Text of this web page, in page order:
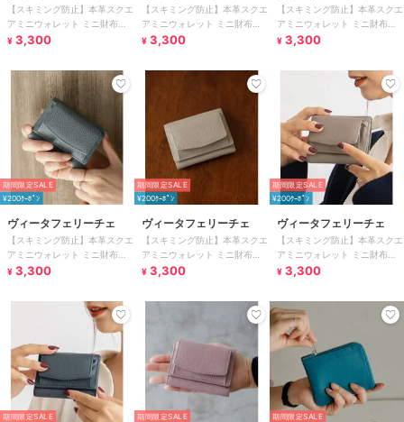
【スキミング防止】本革スクエ
アミニウォレット ミニ財布
【aroco/アロコ】
¥ 3,300
【スキミング防止】本革スクエ
アミニウォレット ミニ財布
【aroco/アロコ】
¥ 3,300
【スキミング防止】本革スクエ
アミニウォレット ミニ財布
【aroco/アロコ】
¥ 3,300
期間限定SALE
¥200ｸｰﾎﾟﾝ
ヴィータフェリーチェ
【スキミング防止】本革スクエ
アミニウォレット ミニ財布
【aroco/アロコ】
¥ 3,300
期間限定SALE
¥200ｸｰﾎﾟﾝ
ヴィータフェリーチェ
【スキミング防止】本革スクエ
アミニウォレット ミニ財布
【aroco/アロコ】
¥ 3,300
期間限定SALE
¥200ｸｰﾎﾟﾝ
ヴィータフェリーチェ
【スキミング防止】本革スクエ
アミニウォレット ミニ財布
【aroco/アロコ】
¥ 3,300
期間限定SALE
期間限定SALE
期間限定SALE